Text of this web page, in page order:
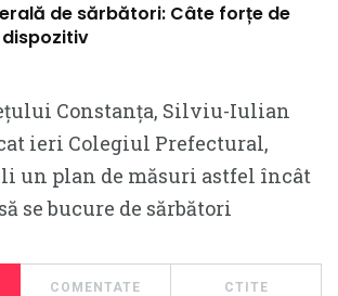
de sărbători: Câte forțe de
Constanța, Silviu-Iulian
ieri Colegiul Prefectural,
un plan de măsuri astfel încât
se bucure de sărbători
COMENTATE CTITE